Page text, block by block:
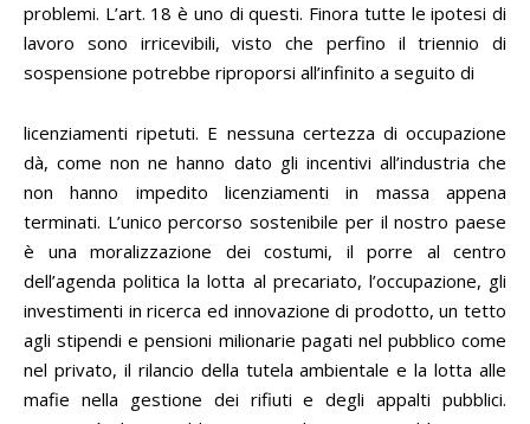
problemi. L’art. 18 è uno di questi. Finora tutte le ipotesi di
lavoro sono irricevibili, visto che perfino il triennio di
sospensione potrebbe riproporsi all’infinito a seguito di
licenziamenti ripetuti. E nessuna certezza di occupazione
dà, come non ne hanno dato gli incentivi all’industria che
non hanno impedito licenziamenti in massa appena
terminati. L’unico percorso sostenibile per il nostro paese
è una moralizzazione dei costumi, il porre al centro
dell’agenda politica la lotta al precariato, l’occupazione, gli
investimenti in ricerca ed innovazione di prodotto, un tetto
agli stipendi e pensioni milionarie pagati nel pubblico come
nel privato, il rilancio della tutela ambientale e la lotta alle
mafie nella gestione dei rifiuti e degli appalti pubblici.